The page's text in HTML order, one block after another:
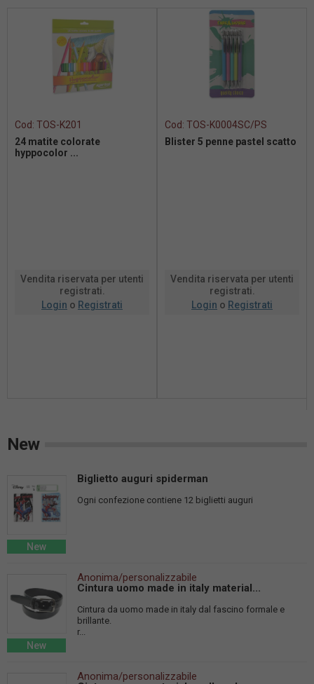
Cod: TOS-K201
24 matite colorate
hyppocolor ...
Vendita riservata per utenti
registrati.
Login o Registrati
Cod: TOS-K0004SC/PS
Blister 5 penne pastel scatto
Vendita riservata per utenti
registrati.
Login o Registrati
New
New
Biglietto auguri spiderman
Ogni confezione contiene 12 biglietti auguri
New
Anonima/personalizzabile
Cintura uomo made in italy material...
Cintura da uomo made in italy dal fascino formale e
brillante.
r...
Anonima/personalizzabile